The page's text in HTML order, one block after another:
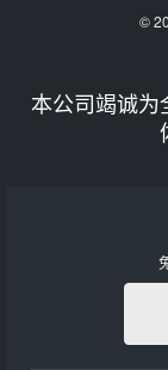
©
本公司竭诚为